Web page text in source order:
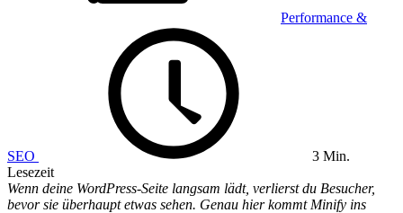
Performance &
SEO
3 Min.
Lesezeit
Wenn deine WordPress-Seite langsam lädt, verlierst du Besucher,
bevor sie überhaupt etwas sehen. Genau hier kommt Minify ins